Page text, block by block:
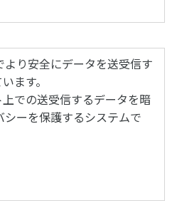
より安全にデータを送受信す
ます。
での送受信するデータを暗
ーを保護するシステムで